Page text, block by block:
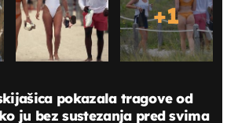
+1
pokazala tragove od
ju bez sustezanja pred svima